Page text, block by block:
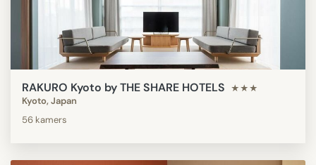
RAKURO Kyoto by THE SHARE HOTELS ★★★
Kyoto, Japan
56 kamers